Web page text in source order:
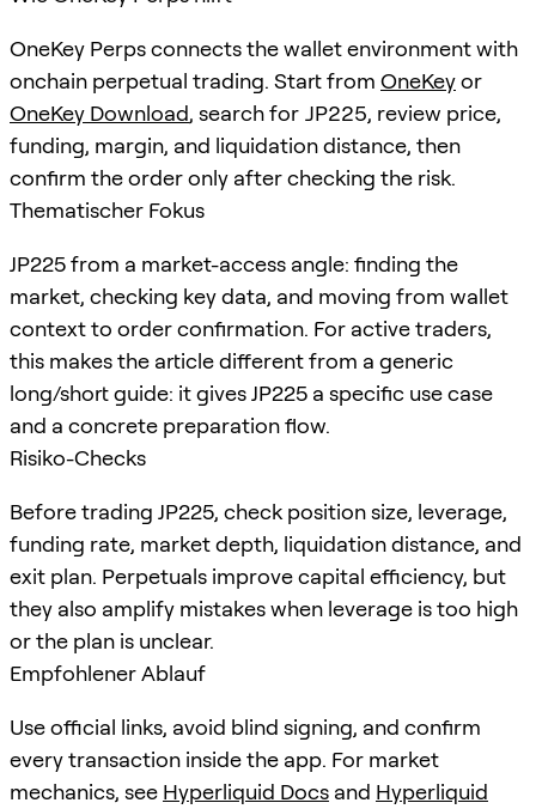
OneKey Perps connects the wallet environment with
onchain perpetual trading. Start from OneKeyor
OneKey Download, search for JP225, review price,
funding, margin, and liquidation distance, then
confirm the order only after checking the risk.
Thematischer Fokus
JP225 from a market-access angle: finding the
market, checking key data, and moving from wallet
context to order confirmation. For active traders,
this makes the article different from a generic
long/short guide: it gives JP225 a specific use case
and a concrete preparation flow.
Risiko-Checks
Before trading JP225, check position size, leverage,
funding rate, market depth, liquidation distance, and
exit plan. Perpetuals improve capital efficiency, but
they also amplify mistakes when leverage is too high
or the plan is unclear.
Empfohlener Ablauf
Use official links, avoid blind signing, and confirm
every transaction inside the app. For market
mechanics, see Hyperliquid Docs and Hyperliquid